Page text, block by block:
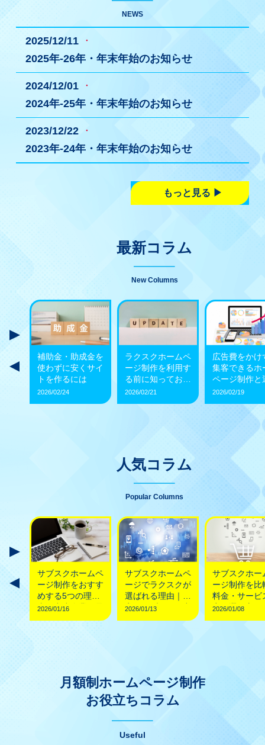
NEWS
2025/12/11
2025年-26年・年末年始のお知らせ
2024/12/01
2024年-25年・年末年始のお知らせ
2023/12/22
2023年-24年・年末年始のお知らせ
もっと見る
最新コラム
New Columns
補助金・助成金を
使わずに安くサイ
トを作るには
2026/02/24
ラクスクホームペ
ージ制作を利用す
る前に知っておき
たいワード
2026/02/21
広告費をかけ
集客できるホ
ページ制作と
2026/02/19
人気コラム
Popular Columns
ジ
サブスクホームペ
ージ制作をおすす
めする5つの理
由・中小企業に最
適な選択肢
2026/01/16
サブスクホームペ
ージでラクスクが
選ばれる理由｜格
安でもブランド力
のあるデザイン制
2026/01/13
サブスクホー
ージ制作を比
料金・サービ
容・選び方ガ
2026/01/08
月額制ホームページ制作
お役立ちコラム
Useful